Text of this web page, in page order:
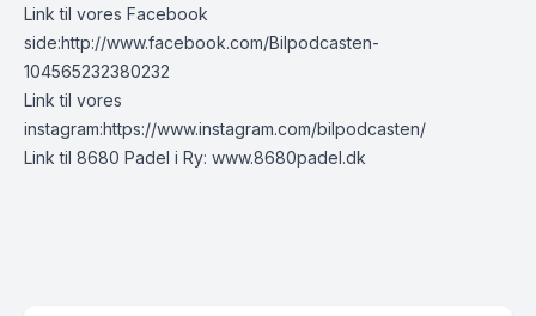
Link til vores Facebook
side:http://www.facebook.com/Bilpodcasten-
104565232380232
Link til vores
instagram:https://www.instagram.com/bilpodcasten/
Link til 8680 Padel i Ry: www.8680padel.dk